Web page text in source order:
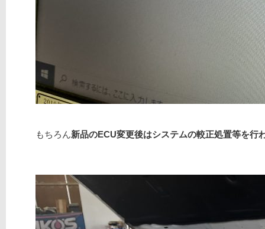
もちろん新品のECU変更後はシステムの較正処置等を行